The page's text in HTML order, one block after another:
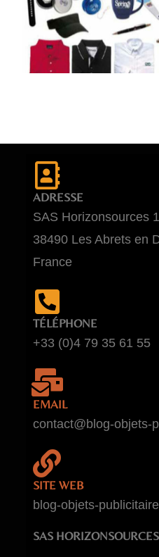
ADRESSE
SAS Horizonsources
38490 Les Abrets en
France
TÉLÉPHONE
+33 (0)4 79 35 61 55
EMAIL
contact@blog-objets-
SITE WEB
blog-objets-
SAS HORIZONSOURCES